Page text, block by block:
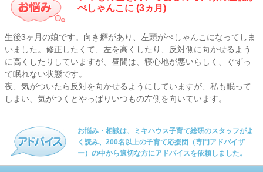
ぺしゃんこに (3ヵ月)
生後3ヶ月の娘です。向き癖があり、左頭がぺしゃんこになってしま
いました。修正したくて、左を高くしたり、反対側に向かせるよう
に高くしたりしていますが、昼間は、寝心地が悪いらしく、ぐずっ
て眠れない状態です。
夜、気がついたら反対を向かせるようにしていますが、私も眠って
しまい、気がつくとやっぱりいつもの左側を向いています。
お悩み・相談は、ミキハウス子育て総研のスタッフがよ
く読み、200名以上の子育て応援団（専門アドバイザ
ー）の中から適切な方にアドバイスを依頼しました。